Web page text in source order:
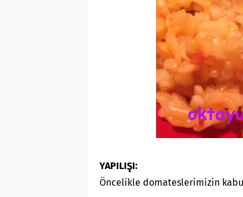
YAPILIŞI:
Öncelikle domateslerimizin